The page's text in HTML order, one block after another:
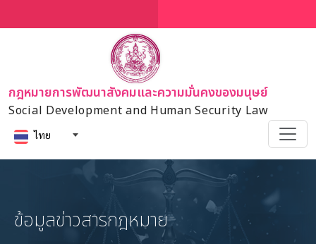
กฎหมายการพัฒนาสังคมและความมั่นคงของมนุษย์
Social Development and Human Security Law
ไทย
ข้อมูลข่าวสารกฎหมาย